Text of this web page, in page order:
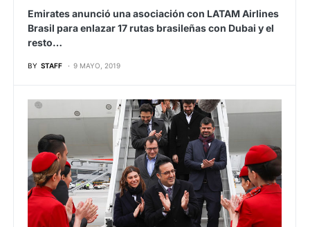
Emirates anunció una asociación con LATAM Airlines
Brasil para enlazar 17 rutas brasileñas con Dubai y el
resto…
BY STAFF 9 MAYO, 2019